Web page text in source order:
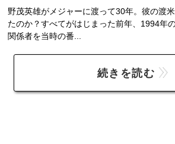
野茂英雄がメジャーに渡って30年。彼の渡
たのか？すべてがはじまった前年、1994年
関係者を当時の番...
続きを読む